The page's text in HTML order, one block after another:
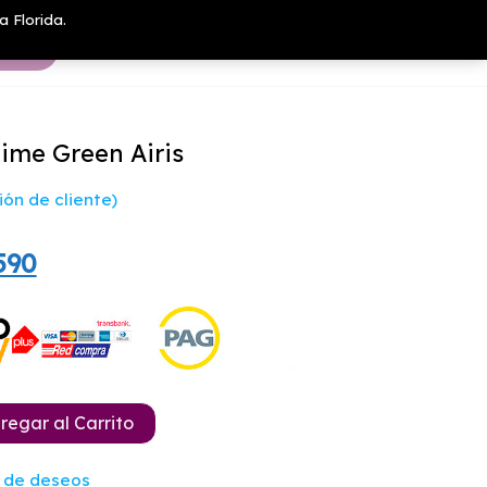
Florida.
Green Airis
de cliente)
El
actual
$20.590.
al Carrito
deseos